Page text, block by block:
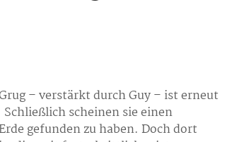
– verstärkt durch Guy – ist erneut
scheinen sie einen
gefunden zu haben. Doch dort